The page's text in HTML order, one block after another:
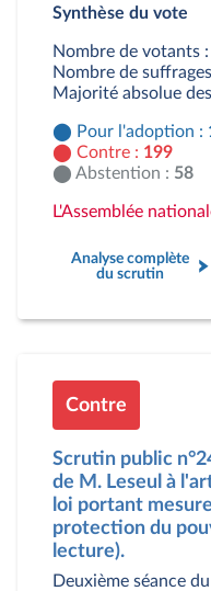
Contre
Synthèse du vote
Nombre de votants :
Nombre de
Majorité absolue
Pour l'adoption :
Contre : 199
Abstention : 58
L'Assemblée
Analyse complète
du scrutin
Contre
Scrutin public
de M. Leseul à
loi portant
protection du
lecture).
Deuxième séance